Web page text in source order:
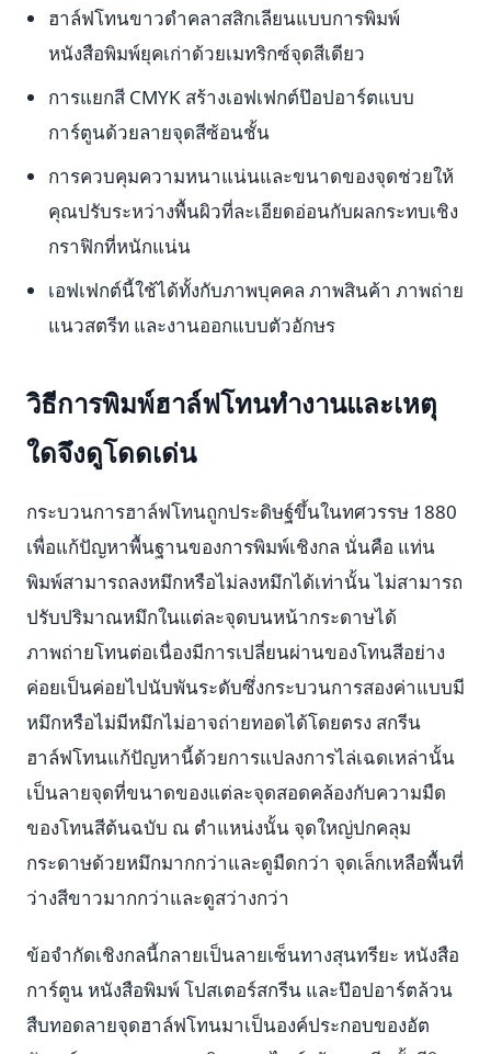
ฮาล์ฟโทนขาวดำคลาสสิกเลียนแบบการพิมพ์
หนังสือพิมพ์ยุคเก่าด้วยเมทริกซ์จุดสีเดียว
การแยกสี CMYK สร้างเอฟเฟกต์ป๊อปอาร์ตแบบ
การ์ตูนด้วยลายจุดสีซ้อนชั้น
การควบคุมความหนาแน่นและขนาดของจุดช่วยให้
คุณปรับระหว่างพื้นผิวที่ละเอียดอ่อนกับผลกระทบเชิง
กราฟิกที่หนักแน่น
เอฟเฟกต์นี้ใช้ได้ทั้งกับภาพบุคคล ภาพสินค้า ภาพถ่าย
แนวสตรีท และงานออกแบบตัวอักษร
วิธีการพิมพ์ฮาล์ฟโทนทำงานและเหตุ
ใดจึงดูโดดเด่น
กระบวนการฮาล์ฟโทนถูกประดิษฐ์ขึ้นในทศวรรษ 1880
เพื่อแก้ปัญหาพื้นฐานของการพิมพ์เชิงกล นั่นคือ แท่น
พิมพ์สามารถลงหมึกหรือไม่ลงหมึกได้เท่านั้น ไม่สามารถ
ปรับปริมาณหมึกในแต่ละจุดบนหน้ากระดาษได้
ภาพถ่ายโทนต่อเนื่องมีการเปลี่ยนผ่านของโทนสีอย่าง
ค่อยเป็นค่อยไปนับพันระดับซึ่งกระบวนการสองค่าแบบมี
หมึกหรือไม่มีหมึกไม่อาจถ่ายทอดได้โดยตรง สกรีน
ฮาล์ฟโทนแก้ปัญหานี้ด้วยการแปลงการไล่เฉดเหล่านั้น
เป็นลายจุดที่ขนาดของแต่ละจุดสอดคล้องกับความมืด
ของโทนสีต้นฉบับ ณ ตำแหน่งนั้น จุดใหญ่ปกคลุม
กระดาษด้วยหมึกมากกว่าและดูมืดกว่า จุดเล็กเหลือพื้นที่
ว่างสีขาวมากกว่าและดูสว่างกว่า
ข้อจำกัดเชิงกลนี้กลายเป็นลายเซ็นทางสุนทรียะ หนังสือ
การ์ตูน หนังสือพิมพ์ โปสเตอร์สกรีน และป๊อปอาร์ตล้วน
สืบทอดลายจุดฮาล์ฟโทนมาเป็นองค์ประกอบของอัต